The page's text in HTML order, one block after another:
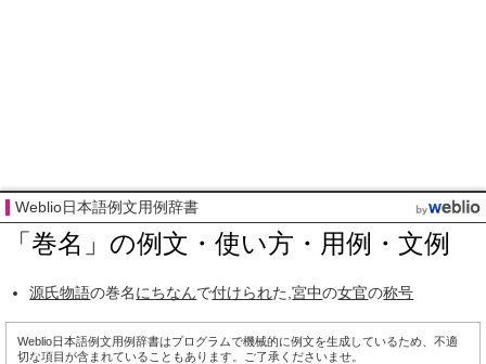
Weblio日本語例文用例辞書
「巻名」の例文・使い方・用例・文例
源氏物語の巻名にちなんで付けられた,宮中の女官の称号
Weblio日本語例文用例辞書はプログラムで機械的に例文を生成しているため、不適
切な項目が含まれていることもあります。ご了承くださいませ。